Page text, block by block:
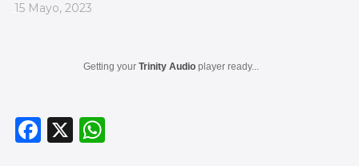
_
15 Mayo, 2023
Getting your Trinity Audio player ready...
F
X